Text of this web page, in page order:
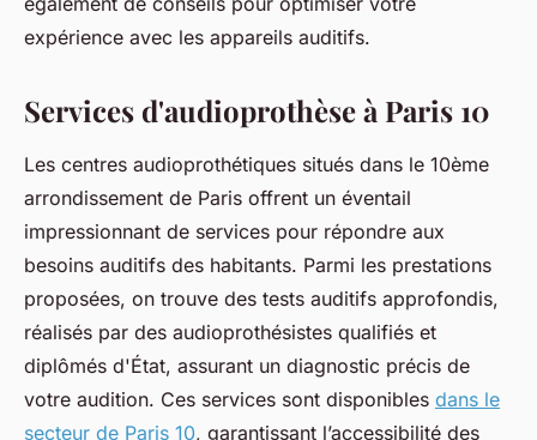
expérience avec les appareils auditifs.
Services d'audioprothèse à Paris 10
Les centres audioprothétiques situés dans le 10ème
arrondissement de Paris offrent un éventail
impressionnant de services pour répondre aux
besoins auditifs des habitants. Parmi les prestations
proposées, on trouve des tests auditifs approfondis,
réalisés par des audioprothésistes qualifiés et
diplômés d'État, assurant un diagnostic précis de
votre audition. Ces services sont disponibles dans le
secteur de Paris 10, garantissant l’accessibilité des